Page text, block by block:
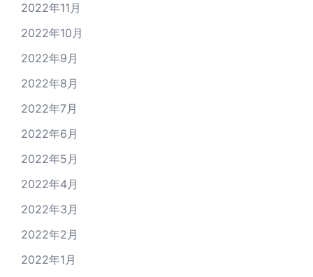
2022年11月
2022年10月
2022年9月
2022年8月
2022年7月
2022年6月
2022年5月
2022年4月
2022年3月
2022年2月
2022年1月